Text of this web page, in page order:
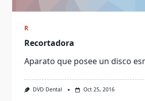
R
Recortadora
Aparato que posee un disco
DVD Dental Oct 25, 2016